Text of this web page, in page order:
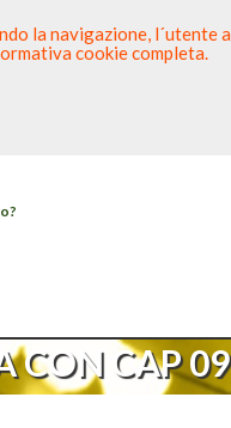
CON CAP
la navigazione,
cookie completa.